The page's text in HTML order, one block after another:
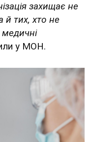
захищає не
й тих, хто не
у МОН.